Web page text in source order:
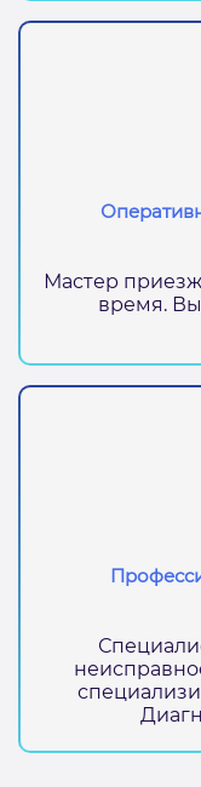
Мастер
время.